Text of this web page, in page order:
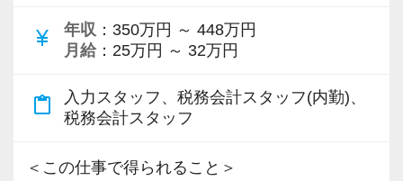
currency_yen 年収 ：350万円 ～ 448万円
月給 ：25万円 ～ 32万円
content_paste
入力スタッフ、税務会計スタッフ(内勤)、
税務会計スタッフ
＜この仕事で得られること＞